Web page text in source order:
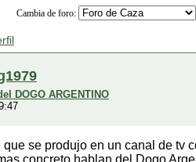
Cambia de foro:
DOGO ARGENTINO
se produjo en un canal de tv
concreto hablan del Dogo